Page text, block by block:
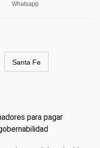
Whatsapp
Santa Fe
para pagar